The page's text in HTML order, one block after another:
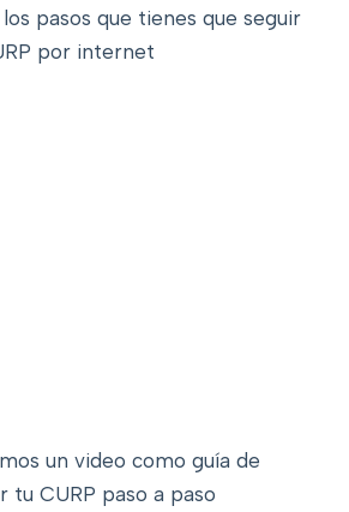
pasos que tienes que seguir
por internet
un video como guía de
tu CURP paso a paso